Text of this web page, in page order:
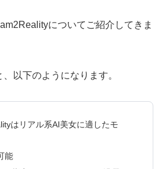
についてご紹介してきま
以下のようになります。
はリアル系AI美女に適したモ
能